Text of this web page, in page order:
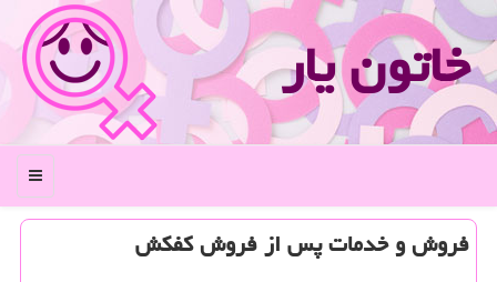
خاتون یار
منو
فروش و خدمات پس از فروش كفكش